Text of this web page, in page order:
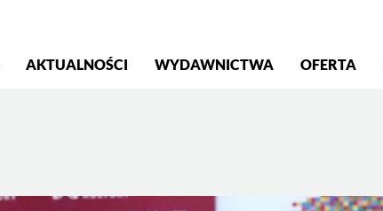
AKTUALNOŚCI WYDAWNICTWA OFERTA